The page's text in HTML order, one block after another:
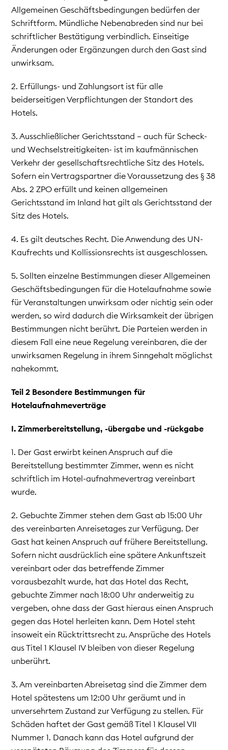
Allgemeinen Geschäftsbedingungen bedürfen der
Schriftform. Mündliche Nebenabreden sind nur bei
schriftlicher Bestätigung verbindlich. Einseitige
Änderungen oder Ergänzungen durch den Gast sind
unwirksam.
2. Erfüllungs- und Zahlungsort ist für alle
beiderseitigen Verpflichtungen der Standort des
Hotels.
3. Ausschließlicher Gerichtsstand – auch für Scheck-
und Wechselstreitigkeiten- ist im kaufmännischen
Verkehr der gesellschaftsrechtliche Sitz des Hotels.
Sofern ein Vertragspartner die Voraussetzung des § 38
Abs. 2 ZPO erfüllt und keinen allgemeinen
Gerichtsstand im Inland hat gilt als Gerichtsstand der
Sitz des Hotels.
4. Es gilt deutsches Recht. Die Anwendung des UN-
Kaufrechts und Kollissionsrechts ist ausgeschlossen.
5. Sollten einzelne Bestimmungen dieser Allgemeinen
Geschäftsbedingungen für die Hotelaufnahme sowie
für Veranstaltungen unwirksam oder nichtig sein oder
werden, so wird dadurch die Wirksamkeit der übrigen
Bestimmungen nicht berührt. Die Parteien werden in
diesem Fall eine neue Regelung vereinbaren, die der
unwirksamen Regelung in ihrem Sinngehalt möglichst
nahekommt.
Teil 2 Besondere Bestimmungen für
Hotelaufnahmeverträge
I. Zimmerbereitstellung, -übergabe und -rückgabe
1. Der Gast erwirbt keinen Anspruch auf die
Bereitstellung bestimmter Zimmer, wenn es nicht
schriftlich im Hotel-aufnahmevertrag vereinbart
wurde.
2. Gebuchte Zimmer stehen dem Gast ab 15:00 Uhr
des vereinbarten Anreisetages zur Verfügung. Der
Gast hat keinen Anspruch auf frühere Bereitstellung.
Sofern nicht ausdrücklich eine spätere Ankunftszeit
vereinbart oder das betreffende Zimmer
vorausbezahlt wurde, hat das Hotel das Recht,
gebuchte Zimmer nach 18:00 Uhr anderweitig zu
vergeben, ohne dass der Gast hieraus einen Anspruch
gegen das Hotel herleiten kann. Dem Hotel steht
insoweit ein Rücktrittsrecht zu. Ansprüche des Hotels
aus Titel 1 Klausel IV bleiben von dieser Regelung
unberührt.
3. Am vereinbarten Abreisetag sind die Zimmer dem
Hotel spätestens um 12:00 Uhr geräumt und in
unversehrtem Zustand zur Verfügung zu stellen. Für
Schäden haftet der Gast gemäß Titel 1 Klausel VII
Nummer 1. Danach kann das Hotel aufgrund der